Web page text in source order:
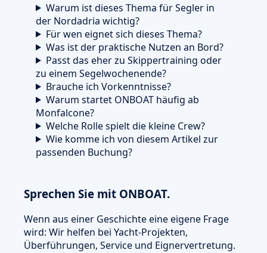
Warum ist dieses Thema für Segler in
der Nordadria wichtig?
Für wen eignet sich dieses Thema?
Was ist der praktische Nutzen an Bord?
Passt das eher zu Skippertraining oder
zu einem Segelwochenende?
Brauche ich Vorkenntnisse?
Warum startet ONBOAT häufig ab
Monfalcone?
Welche Rolle spielt die kleine Crew?
Wie komme ich von diesem Artikel zur
passenden Buchung?
Sprechen Sie mit ONBOAT.
Wenn aus einer Geschichte eine eigene Frage
wird: Wir helfen bei Yacht-Projekten,
Überführungen, Service und Eignervertretung.